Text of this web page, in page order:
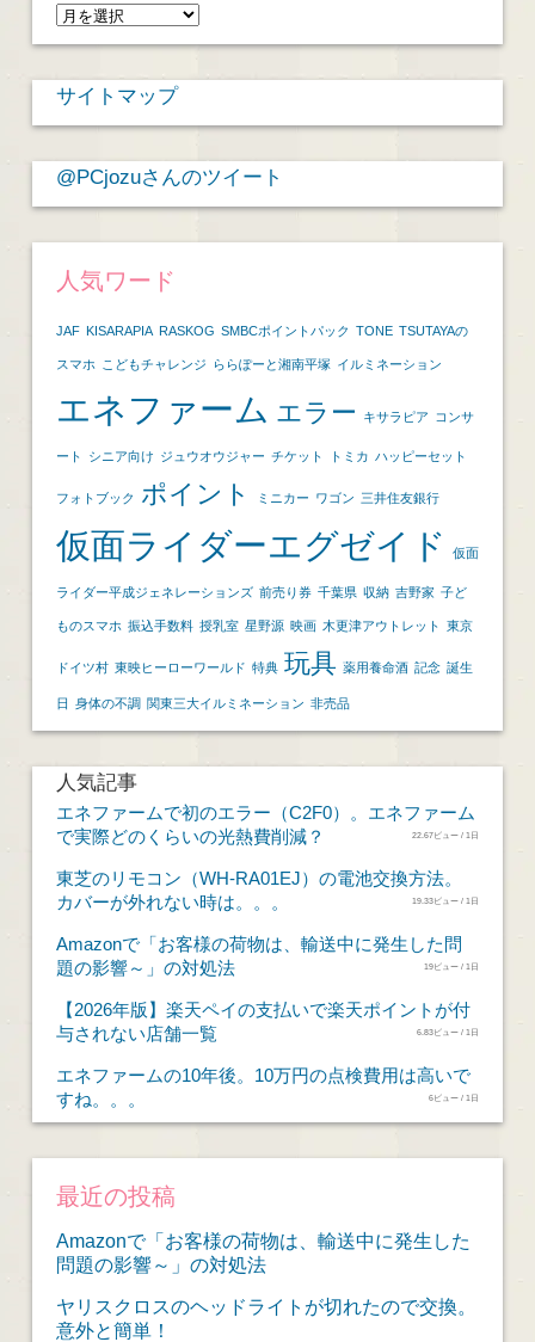
ア
ー
カ
イ
サイトマップ
@PCjozuさんのツイート
人気ワード
JAF KISARAPIA RASKOG SMBCポイントパック TONE TSUTAYAの
スマホ こどもチャレンジ ららぽーと湘南平塚 イルミネーション
エネファーム エラー キサラピア コンサ
ート シニア向け ジュウオウジャー チケット トミカ ハッピーセット
フォトブック ポイント ミニカー ワゴン 三井住友銀行
仮面ライダーエグゼイド 仮面
ライダー平成ジェネレーションズ 前売り券 千葉県 収納 吉野家 子ど
ものスマホ 振込手数料 授乳室 星野源 映画 木更津アウトレット 東京
ドイツ村 東映ヒーローワールド 特典 玩具 薬用養命酒 記念 誕生
日 身体の不調 関東三大イルミネーション 非売品
人気記事
エネファームで初のエラー（C2F0）。エネファーム
で実際どのくらいの光熱費削減？
22.67ビュー / 1日
東芝のリモコン（WH-RA01EJ）の電池交換方法。
カバーが外れない時は。。。
19.33ビュー / 1日
Amazonで「お客様の荷物は、輸送中に発生した問
題の影響～」の対処法
19ビュー / 1日
【2026年版】楽天ペイの支払いで楽天ポイントが付
与されない店舗一覧
6.83ビュー / 1日
エネファームの10年後。10万円の点検費用は高いで
すね。。。
6ビュー / 1日
最近の投稿
Amazonで「お客様の荷物は、輸送中に発生した
問題の影響～」の対処法
ヤリスクロスのヘッドライトが切れたので交換。
意外と簡単！